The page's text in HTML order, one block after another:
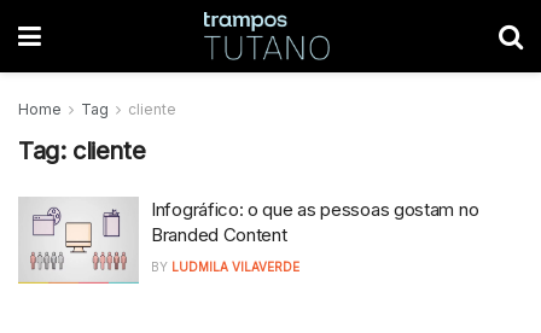
Home Tag cliente
Tag: cliente
Infográfico: o que as pessoas gostam no
Branded Content
BY LUDMILA VILAVERDE